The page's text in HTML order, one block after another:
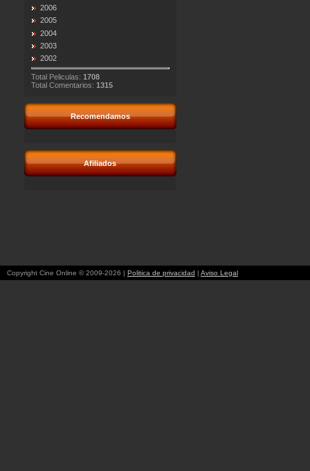
2006
2005
2004
2003
2002
Total Peliculas: 1708
Total Comentarios: 1315
Recomendamos
Afiliados
Copyright Cine Online © 2009-2026 | Politica de privacidad | Aviso Legal